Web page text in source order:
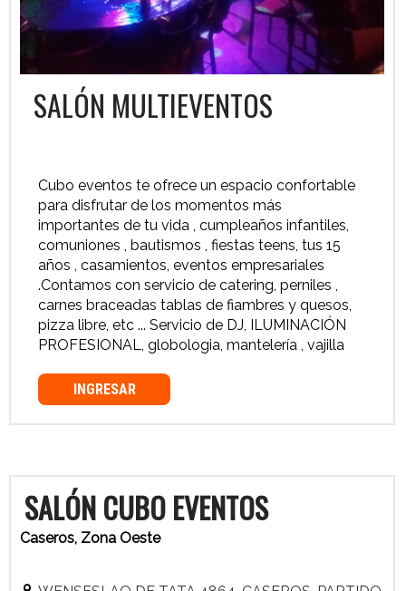
SALÓN MULTIEVENTOS
Cubo eventos te ofrece un espacio confortable
para disfrutar de los momentos más
importantes de tu vida , cumpleaños infantiles,
comuniones , bautismos , fiestas teens, tus 15
años , casamientos, eventos empresariales
.Contamos con servicio de catering, perniles ,
carnes braceadas tablas de fiambres y quesos,
pizza libre, etc ... Servicio de DJ, ILUMINACIÓN
PROFESIONAL, globologia, mantelería , vajilla
INGRESAR
SALÓN CUBO EVENTOS
Caseros, Zona Oeste